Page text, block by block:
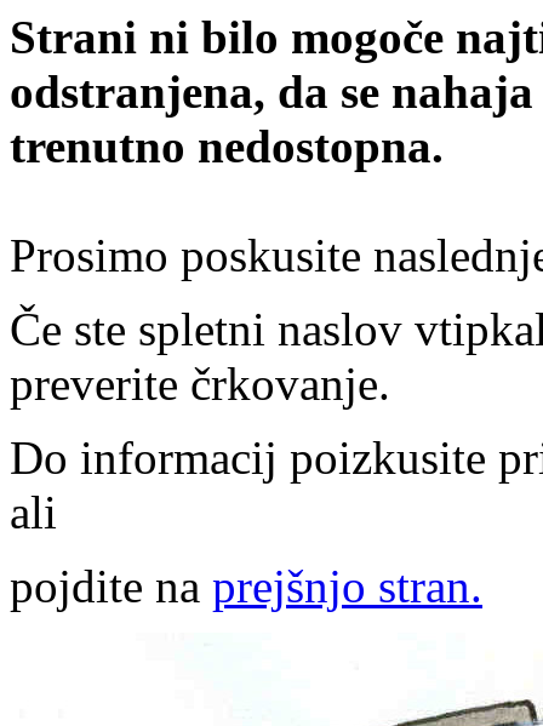
Strani ni bilo mogoče
odstranjena, da se
trenutno nedostopna.
Prosimo poskusite
Če ste spletni naslov
preverite črkovanje.
Do informacij poizkusite
ali
pojdite na prejšnjo stran.